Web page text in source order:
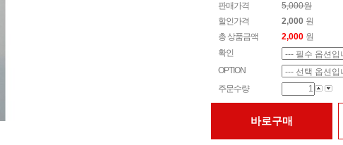
판매가격
5,000원
할인가격
2,000 원
총 상품금액
2,000 원
확인
OPTION
주문수량
바로구매